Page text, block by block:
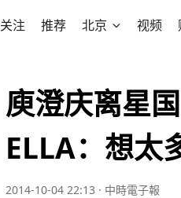
关注 推荐 北京 视频
庾澄庆离星
ELLA：想太
2014-10-04 22:13 · 中時電子報